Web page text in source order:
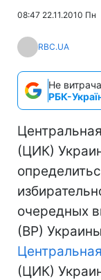
08:47 22.11.2010 Пн
RBC.UA
Не
РБК-
(ЦИК)
очередных
(ВР)
(ЦИК)